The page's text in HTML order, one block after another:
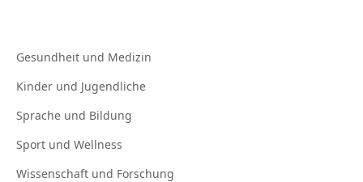
Gesundheit und Medizin
Kinder und Jugendliche
Sprache und Bildung
Sport und Wellness
Wissenschaft und Forschung